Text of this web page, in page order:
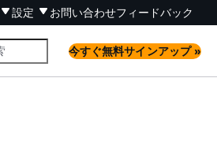
設定 お問い合わせフィードバック
今すぐ無料サインアップ »